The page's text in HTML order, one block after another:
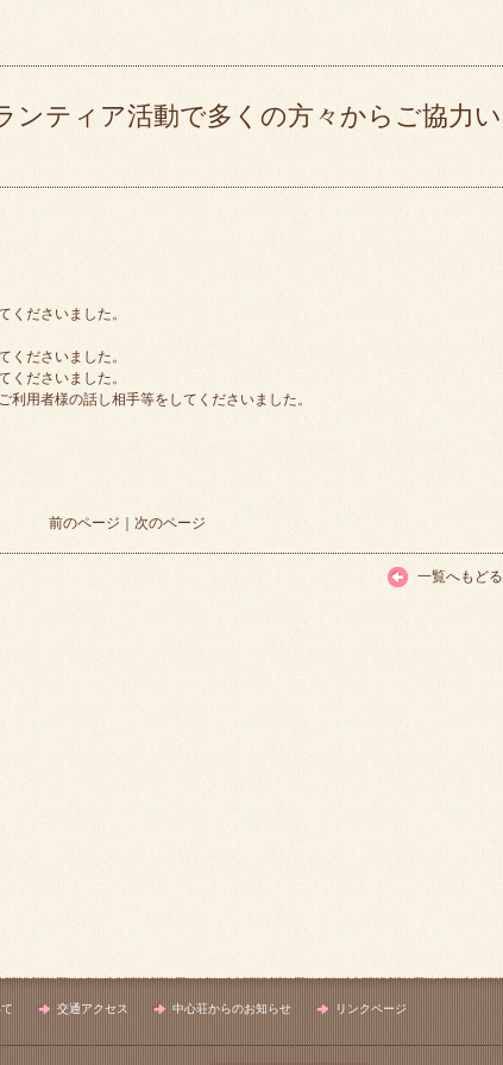
ンティア活動で多くの方々からご協力い
ださいました。
ださいました。
ださいました。
用者様の話し相手等をしてくださいました。
前のページ 次のページ
一覧へもどる
交通アクセス 中心荘からのお知らせ リンクページ